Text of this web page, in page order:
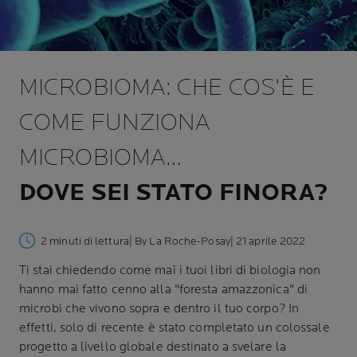
MICROBIOMA: CHE COS'È E
COME FUNZIONA
MICROBIOMA…
DOVE SEI STATO FINORA?
2 minuti di lettura | By La Roche-Posay| 21 aprile 2022
Ti stai chiedendo come mai i tuoi libri di biologia non
hanno mai fatto cenno alla "foresta amazzonica" di
microbi che vivono sopra e dentro il tuo corpo? In
effetti, solo di recente è stato completato un colossale
progetto a livello globale destinato a svelare la